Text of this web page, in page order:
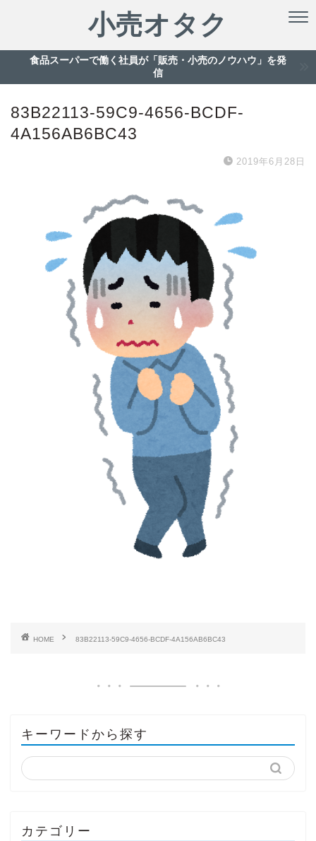
小売オタク
食品スーパーで働く社員が「販売・小売のノウハウ」を発
信
83B22113-59C9-4656-BCDF-
4A156AB6BC43
2019年6月28日
HOME 83B22113-59C9-4656-BCDF-4A156AB6BC43
キーワードから探す
カテゴリー